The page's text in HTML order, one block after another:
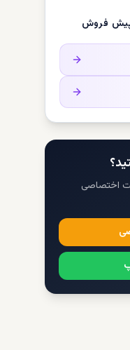
پیش فروش
اختصاصی